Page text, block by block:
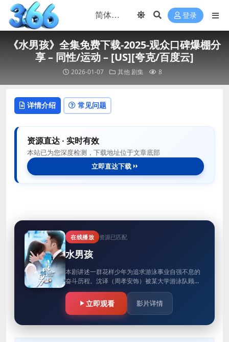
登录
《水男孩》全集免费下载-2025-观众口碑爆棚分
享 – 同性/运动 – [US][夸克/百度云]
2026-01-07 其他 剧集 8
详情介绍 常见问题
资源直达 · 实时有效
本站已为您深度检测，下载地址位于文章底部
立即直达下载
在线播放 资源已匹配
水男孩
本剧讲述一群花样少年为追求游泳事业自强不息的
奋斗历程。沈译（周孝安饰）被某大学游泳队顾问
宫直美（曾恺玹饰）聘为该校游泳队教练，在训练
中，沈译找出队员们存在的问题…
立即观看 影片详情